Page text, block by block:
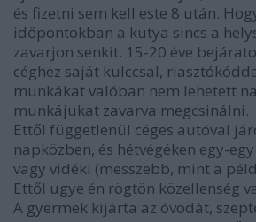
és fizetni sem kell este 8 után.
időpontokban a kutya sincs a
zavarjon senkit. 15-20 éve
céghez saját kulccsal,
munkákat valóban nem lehetett
munkájukat zavarva megcsinálni.
Ettől függetlenül céges autóval
napközben, és hétvégéken egy-
vagy vidéki (messzebb, mint a
Ettől ugye én rögtön közellenség
A gyermek kijárta az óvodát,